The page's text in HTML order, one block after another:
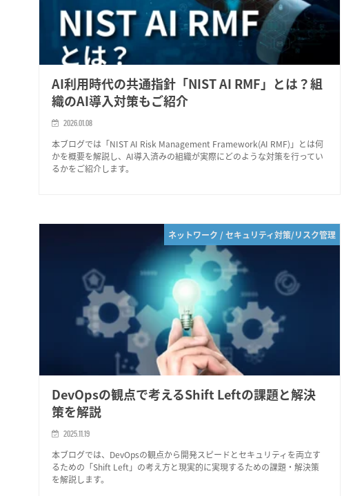
AI利用時代の共通指針「NIST AI RMF」とは？組
織のAI導入対策もご紹介
2026.01.08
本ブログでは「NIST AI Risk Management Framework(AI RMF)」とは何
かを概要を解説し、AI導入済みの組織が実際にどのような対策を行ってい
るかをご紹介します。
ネットワーク / セキュリティ対策/リスク管理
DevOpsの観点で考えるShift Leftの課題と解決
策を解説
2025.11.19
本ブログでは、DevOpsの観点から開発スピードとセキュリティを両立す
るための「Shift Left」の考え方と現実的に実現するための課題・解決策
を解説します。